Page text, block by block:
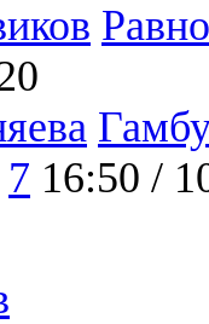
7 16:50 /